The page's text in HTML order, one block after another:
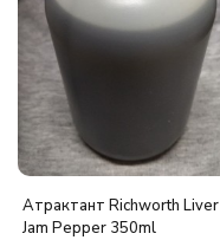
Атрактант Richworth Liver
Jam Pepper 350ml